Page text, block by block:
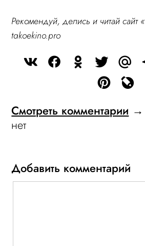
Рекомендуй, делись и читай сайт
takoekino.pro
Смотреть комментарии →
нет
Добавить комментарий